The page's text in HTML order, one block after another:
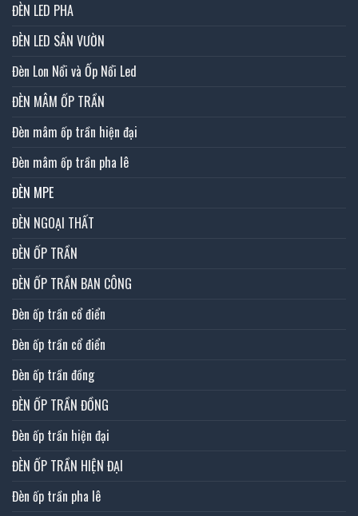
ĐÈN LED PHA
ĐÈN LED SÂN VƯỜN
Đèn Lon Nổi và Ốp Nổi Led
ĐÈN MÂM ỐP TRẦN
Đèn mâm ốp trần hiện đại
Đèn mâm ốp trần pha lê
ĐÈN MPE
ĐÈN NGOẠI THẤT
ĐÈN ỐP TRẦN
ĐÈN ỐP TRẦN BAN CÔNG
Đèn ốp trần cổ điển
Đèn ốp trần cổ điển
Đèn ốp trần đồng
ĐÈN ỐP TRẦN ĐỒNG
Đèn ốp trần hiện đại
ĐÈN ỐP TRẦN HIỆN ĐẠI
Đèn ốp trần pha lê